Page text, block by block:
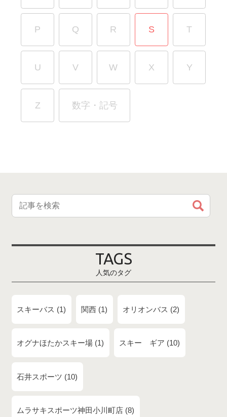
P Q R S T
U V W X Y
Z 数字・記号
TAGS
人気のタグ
スキーバス 1 関西 1 オリオンバス 2
オグナほたかスキー場 1 スキー ギア 10
石井スポーツ 10
ムラサキスポーツ神田小川町店 8